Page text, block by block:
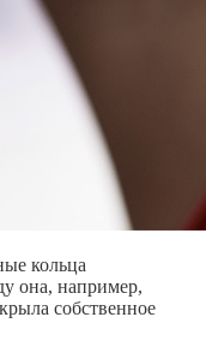
кольца
она, например,
собственное